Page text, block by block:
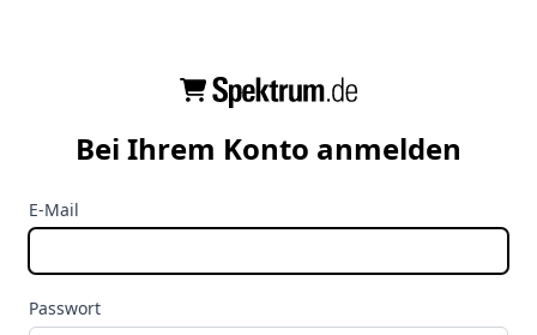
Bei Ihrem Konto anmelden
E-Mail
Passwort